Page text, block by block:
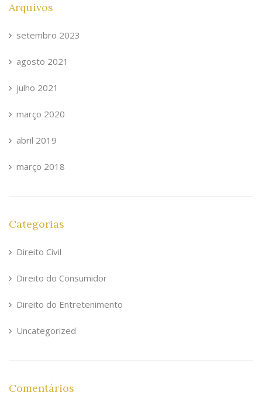
Arquivos
setembro 2023
agosto 2021
julho 2021
março 2020
abril 2019
março 2018
Categorias
Direito Civil
Direito do Consumidor
Direito do Entretenimento
Uncategorized
Comentários